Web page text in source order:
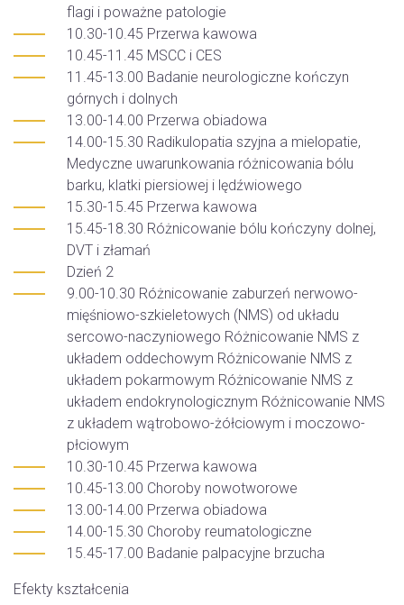
flagi i poważne patologie
10.30-10.45 Przerwa kawowa
10.45-11.45 MSCC i CES
11.45-13.00 Badanie neurologiczne kończyn
górnych i dolnych
13.00-14.00 Przerwa obiadowa
14.00-15.30 Radikulopatia szyjna a mielopatie,
Medyczne uwarunkowania różnicowania bólu
barku, klatki piersiowej i lędźwiowego
15.30-15.45 Przerwa kawowa
15.45-18.30 Różnicowanie bólu kończyny dolnej,
DVT i złamań
Dzień 2
9.00-10.30 Różnicowanie zaburzeń nerwowo-
mięśniowo-szkieletowych (NMS) od układu
sercowo-naczyniowego Różnicowanie NMS z
układem oddechowym Różnicowanie NMS z
układem pokarmowym Różnicowanie NMS z
układem endokrynologicznym Różnicowanie NMS
z układem wątrobowo-żółciowym i moczowo-
płciowym
10.30-10.45 Przerwa kawowa
10.45-13.00 Choroby nowotworowe
13.00-14.00 Przerwa obiadowa
14.00-15.30 Choroby reumatologiczne
15.45-17.00 Badanie palpacyjne brzucha
Efekty kształcenia